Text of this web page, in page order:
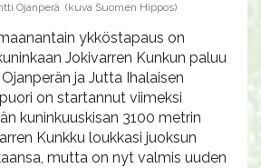
Ojanperä (kuva Suomen Hippos)
ykköstapaus on
Jokivarren Kunkun paluu
ja Jutta Ihalaisen
on startannut viimeksi
kuninkuuskisan 3100 metrin
Kunkku loukkasi juoksun
mutta on nyt valmis uuden